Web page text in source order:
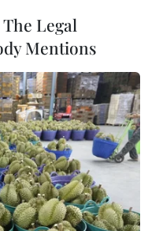
mức “đáy”
Legal
Mentions